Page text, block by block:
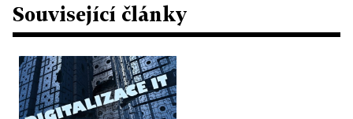
Související články